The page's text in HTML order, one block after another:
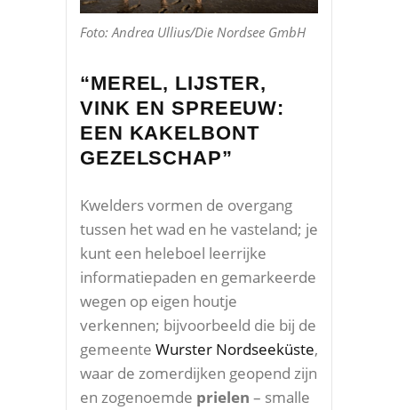
Foto: Andrea Ullius/Die Nordsee GmbH
“MEREL, LIJSTER,
VINK EN SPREEUW:
EEN KAKELBONT
GEZELSCHAP”
Kwelders vormen de overgang
tussen het wad en he vasteland; je
kunt een heleboel leerrijke
informatiepaden en gemarkeerde
wegen op eigen houtje
verkennen; bijvoorbeeld die bij de
gemeente Wurster Nordseeküste,
waar de zomerdijken geopend zijn
en zogenoemde prielen – smalle